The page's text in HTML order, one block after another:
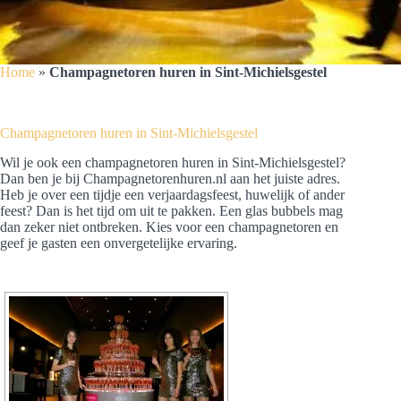
Home » Champagnetoren huren in Sint-Michielsgestel
Champagnetoren huren in Sint-Michielsgestel
Wil je ook een champagnetoren huren in Sint-Michielsgestel?
Dan ben je bij Champagnetorenhuren.nl aan het juiste adres.
Heb je over een tijdje een verjaardagsfeest, huwelijk of ander
feest? Dan is het tijd om uit te pakken. Een glas bubbels mag
dan zeker niet ontbreken. Kies voor een champagnetoren en
geef je gasten een onvergetelijke ervaring.